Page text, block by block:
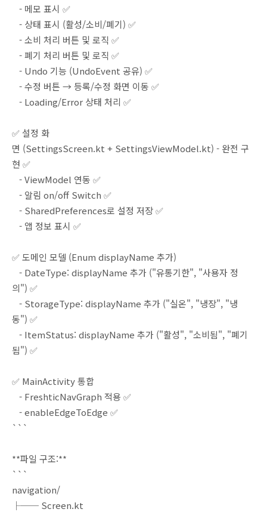
- 메모 표시 ✅
- 상태 표시 (활성/소비/폐기) ✅
- 소비 처리 버튼 및 로직 ✅
- 폐기 처리 버튼 및 로직 ✅
- Undo 기능 (UndoEvent 공유) ✅
- 수정 버튼 → 등록/수정 화면 이동 ✅
- Loading/Error 상태 처리 ✅
✅ 설정 화
면 (SettingsScreen.kt + SettingsViewModel.kt) - 완전 구
현 ✅
- ViewModel 연동 ✅
- 알림 on/off Switch ✅
- SharedPreferences로 설정 저장 ✅
- 앱 정보 표시 ✅
✅ 도메인 모델 (Enum displayName 추가)
- DateType: displayName 추가 ("유통기한", "사용자 정
의") ✅
- StorageType: displayName 추가 ("실온", "냉장", "냉
동") ✅
- ItemStatus: displayName 추가 ("활성", "소비됨", "폐기
됨") ✅
✅ MainActivity 통합
- FreshticNavGraph 적용 ✅
- enableEdgeToEdge ✅
```
**파일 구조:**
```
navigation/
├── Screen.kt